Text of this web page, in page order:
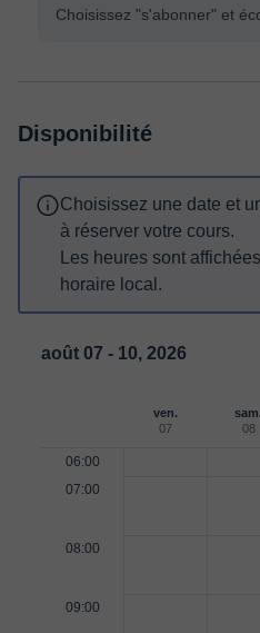
Choisissez "s'abonner" et
Disponibilité
Choisissez une date et
à réserver votre cours.
Les heures sont
horaire local.
août 07 - 10, 2026
ven.
07
sam.
08
06:00
07:00
08:00
09:00